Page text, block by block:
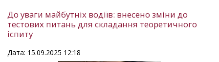
До уваги майбутніх водіїв: внесено зміни до
тестових питань для складання теоретичного
іспиту
Дата: 15.09.2025 12:18